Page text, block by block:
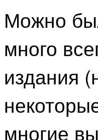
Можно
много
издания
многие